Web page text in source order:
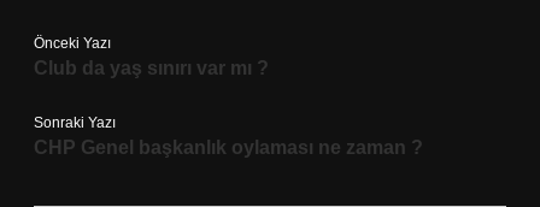
Önceki Yazı
Club da yaş sınırı var mı ?
Sonraki Yazı
CHP Genel başkanlık oylaması ne zaman ?